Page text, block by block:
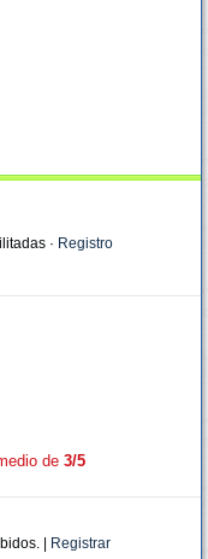
· Registro
de 3/5
| Registrar